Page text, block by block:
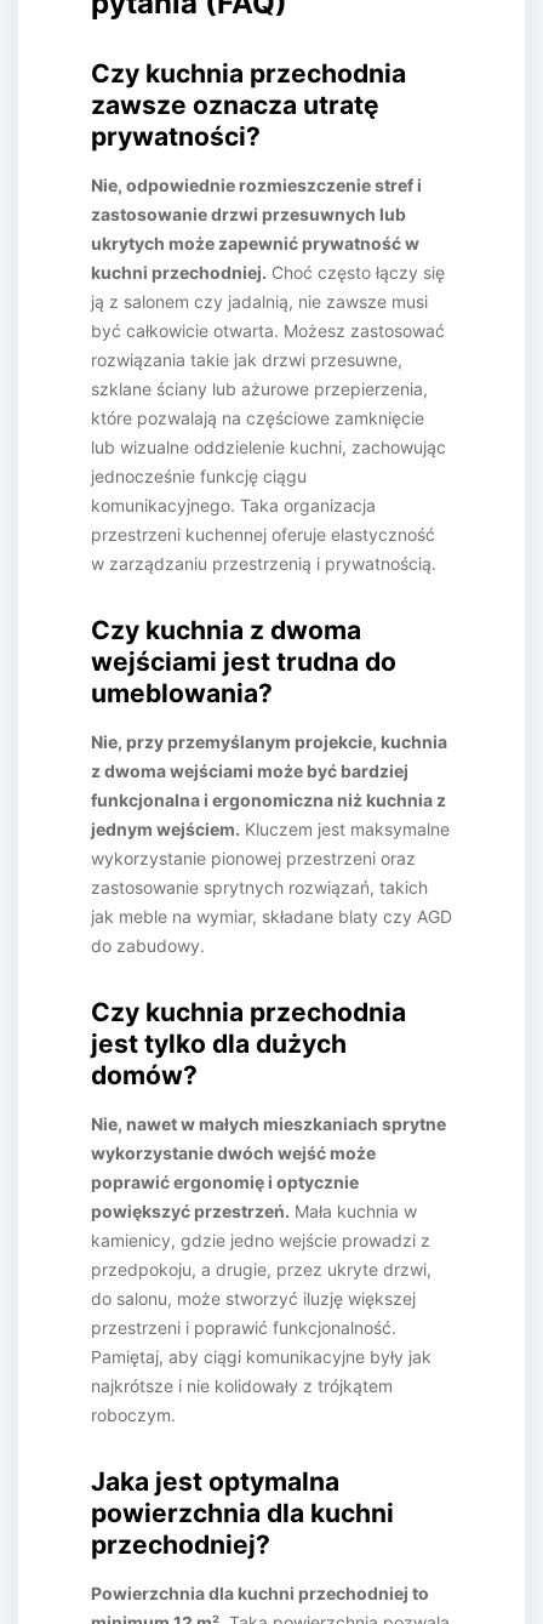
Czy kuchnia przechodnia
zawsze oznacza utratę
prywatności?
Nie, odpowiednie rozmieszczenie stref i
zastosowanie drzwi przesuwnych lub
ukrytych może zapewnić prywatność w
kuchni przechodniej. Choć często łączy się
ją z salonem czy jadalnią, nie zawsze musi
być całkowicie otwarta. Możesz zastosować
rozwiązania takie jak drzwi przesuwne,
szklane ściany lub ażurowe przepierzenia,
które pozwalają na częściowe zamknięcie
lub wizualne oddzielenie kuchni, zachowując
jednocześnie funkcję ciągu
komunikacyjnego. Taka organizacja
przestrzeni kuchennej oferuje elastyczność
w zarządzaniu przestrzenią i prywatnością.
Czy kuchnia z dwoma
wejściami jest trudna do
umeblowania?
Nie, przy przemyślanym projekcie, kuchnia
z dwoma wejściami może być bardziej
funkcjonalna i ergonomiczna niż kuchnia z
jednym wejściem. Kluczem jest maksymalne
wykorzystanie pionowej przestrzeni oraz
zastosowanie sprytnych rozwiązań, takich
jak meble na wymiar, składane blaty czy AGD
do zabudowy.
Czy kuchnia przechodnia
jest tylko dla dużych
domów?
Nie, nawet w małych mieszkaniach sprytne
wykorzystanie dwóch wejść może
poprawić ergonomię i optycznie
powiększyć przestrzeń. Mała kuchnia w
kamienicy, gdzie jedno wejście prowadzi z
przedpokoju, a drugie, przez ukryte drzwi,
do salonu, może stworzyć iluzję większej
przestrzeni i poprawić funkcjonalność.
Pamiętaj, aby ciągi komunikacyjne były jak
najkrótsze i nie kolidowały z trójkątem
roboczym.
Jaka jest optymalna
powierzchnia dla kuchni
przechodniej?
Powierzchnia dla kuchni przechodniej to